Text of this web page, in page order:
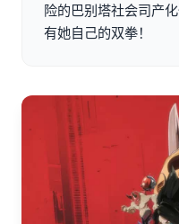
险的巴别塔社会司产
有她自己的双拳！